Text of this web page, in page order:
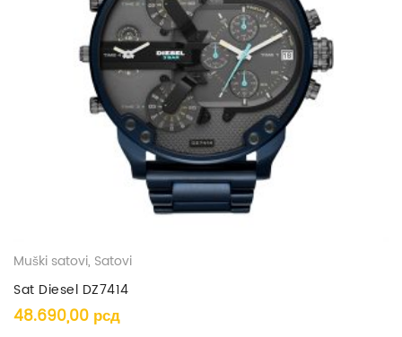
Muški satovi, Satovi
Sat Diesel DZ7414
48.690,00 рсд